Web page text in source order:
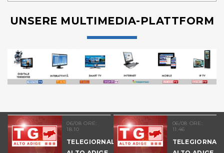
UNSERE MULTIMEDIA-PLATTFORM
06/08 ORE:
18.10
TELEGIORNALE
06/08 ORE:
11.46